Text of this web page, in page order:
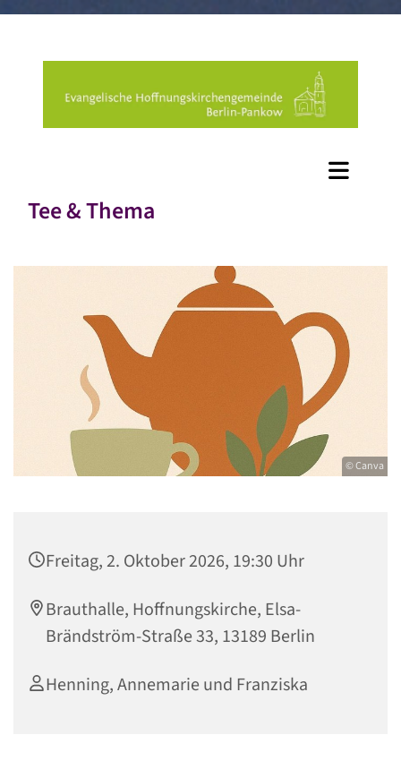
Tee & Thema
© Canva
Freitag, 2. Oktober 2026, 19:30 Uhr
Brauthalle, Hoffnungskirche, Elsa-
Brändström-Straße 33, 13189 Berlin
Henning, Annemarie und Franziska